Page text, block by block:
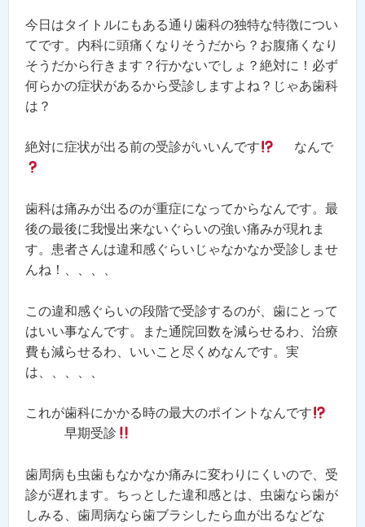
今日はタイトルにもある通り歯科の独特な特徴につい
てです。内科に頭痛くなりそうだから？お腹痛くなり
そうだから行きます？行かないでしょ？絶対に！必ず
何らかの症状があるから受診しますよね？じゃあ歯科
は？
絶対に症状が出る前の受診がいいんです なんで
歯科は痛みが出るのが重症になってからなんです。最
後の最後に我慢出来ないぐらいの強い痛みが現れま
す。患者さんは違和感ぐらいじゃなかなか受診しませ
んね！、、、、
この違和感ぐらいの段階で受診するのが、歯にとって
はいい事なんです。また通院回数を減らせるわ、治療
費も減らせるわ、いいこと尽くめなんです。実
は、、、、、
これが歯科にかかる時の最大のポイントなんです
早期受診
歯周病も虫歯もなかなか痛みに変わりにくいので、受
診が遅れます。ちっとした違和感とは、虫歯なら歯が
しみる、歯周病なら歯ブラシしたら血が出るなどな